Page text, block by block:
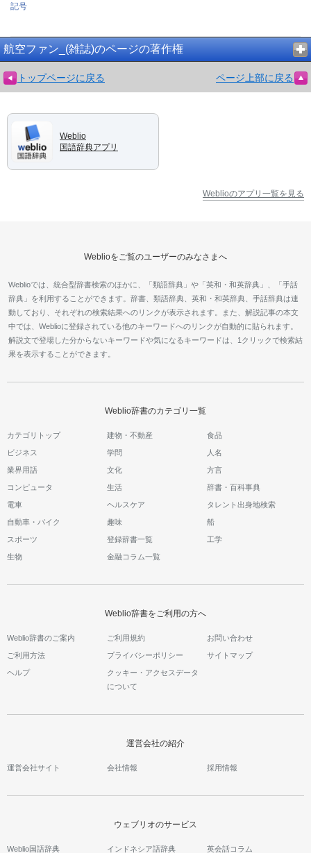
記号
航空ファン_(雑誌)のページの著作権
トップページに戻る ページ上部に戻る
Weblio
国語辞典アプリ
Weblioのアプリ一覧を見る
Weblioをご覧のユーザーのみなさまへ
Weblioでは、統合型辞書検索のほかに、「類語辞典」や「英和・和英辞典」、「手話
辞典」を利用することができます。辞書、類語辞典、英和・和英辞典、手話辞典は連
動しており、それぞれの検索結果へのリンクが表示されます。また、解説記事の本文
中では、Weblioに登録されている他のキーワードへのリンクが自動的に貼られます。
解説文で登場した分からないキーワードや気になるキーワードは、1クリックで検索結
果を表示することができます。
Weblio辞書のカテゴリ一覧
カテゴリトップ 建物・不動産 食品
ビジネス 学問 人名
業界用語 文化 方言
コンピュータ 生活 辞書・百科事典
電車 ヘルスケア タレント出身地検索
自動車・バイク 趣味 船
スポーツ 登録辞書一覧 工学
生物 金融コラム一覧
Weblio辞書をご利用の方へ
Weblio辞書のご案内 ご利用規約 お問い合わせ
ご利用方法 プライバシーポリシー サイトマップ
ヘルプ
クッキー・アクセスデータ
について
運営会社の紹介
運営会社サイト 会社情報 採用情報
ウェブリオのサービス
Weblio国語辞典 インドネシア語辞典 英会話コラム